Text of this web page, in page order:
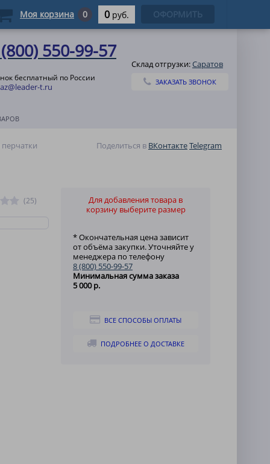
550-99-57
бесплатный по России
t.ru
Склад отгрузки:Саратов
ЗАКАЗАТЬ ЗВОНОК
Поделиться в ВКонтактеTelegram
(25)
Для добавления товара в
корзину выберите размер
* Окончательная цена зависит
от объёма закупки. Уточняйте у
менеджера по телефону
8 (800) 550-99-57
Минимальная сумма заказа
5 000 р.
ВСЕ СПОСОБЫ ОПЛАТЫ
ПОДРОБНЕЕ О ДОСТАВКЕ
Моя корзина 0 0 руб. ОФОРМИТЬ